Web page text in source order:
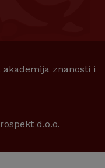
akademija znanosti i
d.o.o.